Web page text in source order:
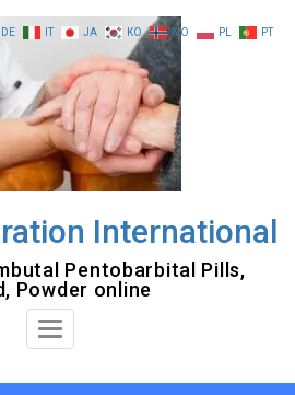
International
Pentobarbital Pills,
Powder online
Toggle
DE IT JA KO NO PL PT